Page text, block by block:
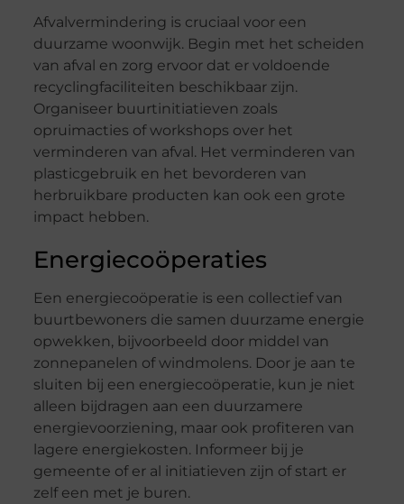
Afvalvermindering is cruciaal voor een
duurzame woonwijk. Begin met het scheiden
van afval en zorg ervoor dat er voldoende
recyclingfaciliteiten beschikbaar zijn.
Organiseer buurtinitiatieven zoals
opruimacties of workshops over het
verminderen van afval. Het verminderen van
plasticgebruik en het bevorderen van
herbruikbare producten kan ook een grote
impact hebben.
Energiecoöperaties
Een energiecoöperatie is een collectief van
buurtbewoners die samen duurzame energie
opwekken, bijvoorbeeld door middel van
zonnepanelen of windmolens. Door je aan te
sluiten bij een energiecoöperatie, kun je niet
alleen bijdragen aan een duurzamere
energievoorziening, maar ook profiteren van
lagere energiekosten. Informeer bij je
gemeente of er al initiatieven zijn of start er
zelf een met je buren.